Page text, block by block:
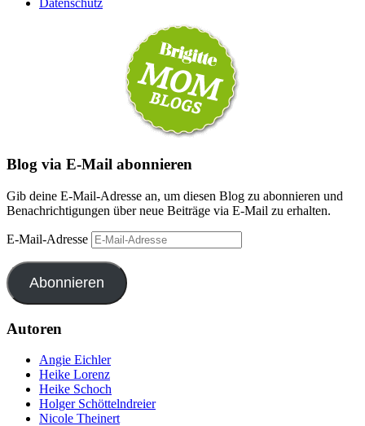
Blog via E-Mail abonnieren
Gib deine E-Mail-Adresse an, um diesen Blog zu abonnieren und
Benachrichtigungen über neue Beiträge via E-Mail zu erhalten.
E-Mail-Adresse
Abonnieren
Autoren
Angie Eichler
Heike Lorenz
Heike Schoch
Holger Schöttelndreier
Nicole Theinert